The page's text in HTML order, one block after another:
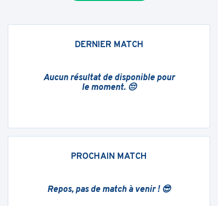
DERNIER MATCH
Aucun résultat de disponible pour
le moment. 😔
PROCHAIN MATCH
Repos, pas de match à venir ! 😎